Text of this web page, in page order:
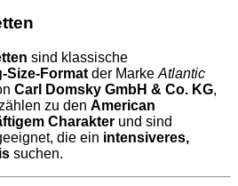
sind klassische
der Marke Atlantic
Carl Domsky GmbH & Co. KG,
zu den American
Charakter und sind
die ein intensiveres,
suchen.